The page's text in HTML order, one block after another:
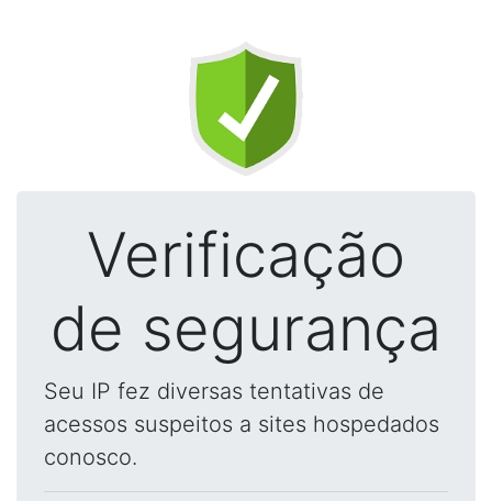
Verificação
de segurança
Seu IP fez diversas tentativas de
acessos suspeitos a sites hospedados
conosco.